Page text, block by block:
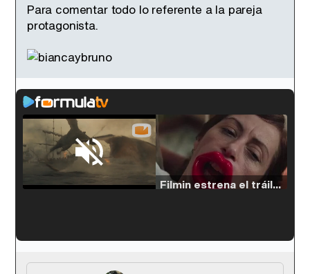
Para comentar todo lo referente a la pareja
protagonista.
Loaded
38.64%
Filmin estrena el tráiler de 'Millennial Mal', su nueva comedia universitaria de la mano de Lorena Iglesias
'120 Minutos' celebra sus 2.000 programas en Telemadrid con un vídeo del día a día en la redacción